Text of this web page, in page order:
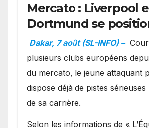
Mercato : Liverpool
Dortmund se
en favoris pour
Ibrahim Mbaye
Dakar, 7 août (SL-INFO) –
plusieurs clubs européens
du mercato, le jeune attaquant
dispose déjà de pistes
de sa carrière.
Selon les informations de «